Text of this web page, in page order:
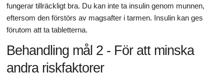
fungerar tillräckligt bra. Du kan inte ta insulin genom munnen,
eftersom den förstörs av magsafter i tarmen. Insulin kan ges
förutom att ta tabletterna.
Behandling mål 2 - För att minska
andra riskfaktorer